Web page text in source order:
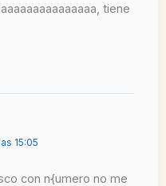
tiene
15:05
con n{umero no me